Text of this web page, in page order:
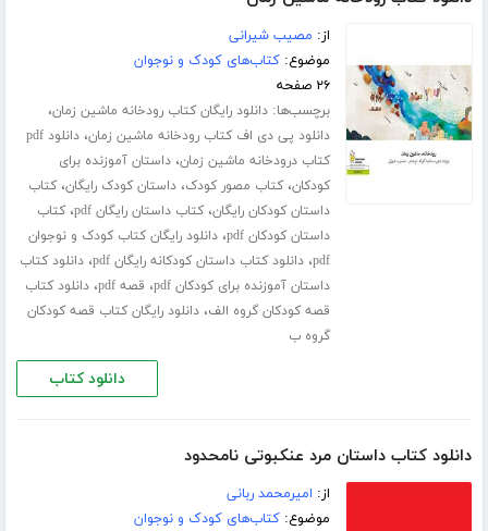
از: مصیب شیرانی
موضوع:کتاب‌های کودک و نوجوان
۲۶ صفحه
برچسب‌ها:دانلود رایگان کتاب رودخانه ماشین زمان،
دانلود پی دی اف کتاب رودخانه ماشین زمان،
دانلود pdf
کتاب درودخانه ماشین زمان،داستان آموزنده برای
کودکان،کتاب مصور کودک،داستان کودک رایگان،کتاب
داستان کودکان رایگان،کتاب داستان رایگان pdf ،کتاب
داستان کودکان pdf
،دانلود رایگان کتاب کودک و نوجوان
pdf،دانلود کتاب داستان کودکانه رایگان pdf ،دانلود کتاب
داستان آموزنده برای کودکان pdf
، قصه pdf ،دانلود کتاب
قصه کودکان گروه الف،دانلود رایگان کتاب قصه کودکان
گروه ب
دانلود کتاب
دانلود کتاب داستان مرد عنکبوتی نامحدود
از: امیرمحمد ربانی
موضوع:کتاب‌های کودک و نوجوان